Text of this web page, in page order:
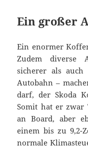
Ein großer
Ein enormer
Zudem diverse
sicherer als auch
Autobahn –
darf, der Skoda
Somit hat er zwar
an Board, aber
einem bis zu 9,2-
normale